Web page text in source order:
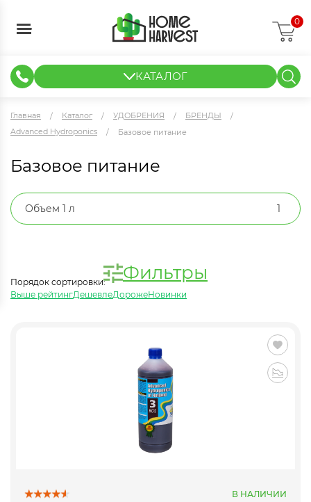
0
КАТАЛОГ
Главная Каталог УДОБРЕНИЯ
БРЕНДЫ
Advanced Hydroponics
Базовое питание
Базовое питание
Объем 1 л 1
Фильтры
Порядок сортировки:
Выше рейтингДешевлеДорожеНовинки
В НАЛИЧИИ